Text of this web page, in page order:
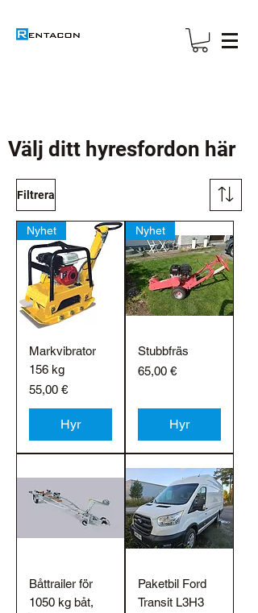
Välj ditt hyresfordon här
Filtrera
Nyhet
Markvibrator
156 kg
Pris
55,00 €
Hyr
Nyhet
Stubbfräs
Pris
65,00 €
Hyr
Båttrailer för
1050 kg båt,
Paketbil Ford
Transit L3H3